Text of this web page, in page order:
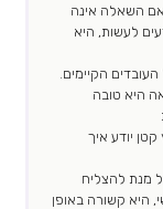
השאלה אינה
לעשות, היא
הקיימים.
היא טובה
יודע איך
מנת להצליח
היא קשורה באופן